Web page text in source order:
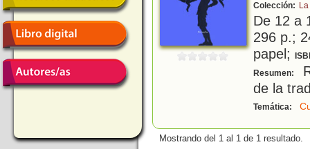
Colección:
De 12 a
296 p.;
papel;
Resumen:
de la
Temática:
Mostrando del 1 al 1 de 1 resultado.